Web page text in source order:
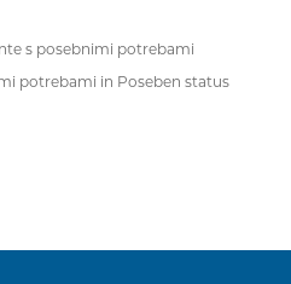
s posebnimi potrebami
potrebami in Poseben status